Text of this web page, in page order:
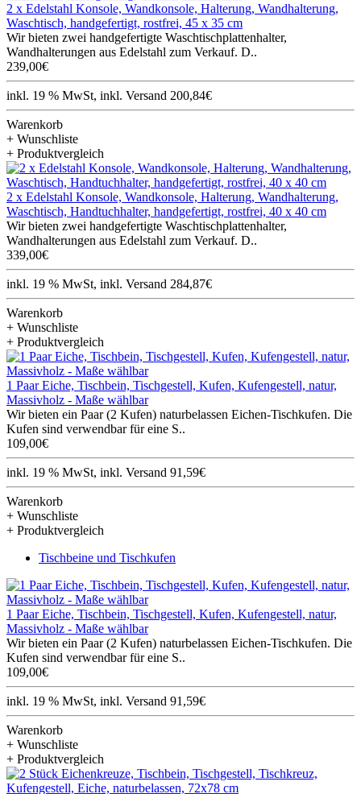
2 x Edelstahl Konsole, Wandkonsole, Halterung, Wandhalterung,
Waschtisch, handgefertigt, rostfrei, 45 x 35 cm
Wir bieten zwei handgefertigte Waschtischplattenhalter,
Wandhalterungen aus Edelstahl zum Verkauf. D..
239,00€
inkl. 19 % MwSt, inkl. Versand 200,84€
Warenkorb
+ Wunschliste
+ Produktvergleich
2 x Edelstahl Konsole, Wandkonsole, Halterung, Wandhalterung,
Waschtisch, Handtuchhalter, handgefertigt, rostfrei, 40 x 40 cm
Wir bieten zwei handgefertigte Waschtischplattenhalter,
Wandhalterungen aus Edelstahl zum Verkauf. D..
339,00€
inkl. 19 % MwSt, inkl. Versand 284,87€
Warenkorb
+ Wunschliste
+ Produktvergleich
1 Paar Eiche, Tischbein, Tischgestell, Kufen, Kufengestell, natur,
Massivholz - Maße wählbar
Wir bieten ein Paar (2 Kufen) naturbelassen Eichen-Tischkufen. Die
Kufen sind verwendbar für eine S..
109,00€
inkl. 19 % MwSt, inkl. Versand 91,59€
Warenkorb
+ Wunschliste
+ Produktvergleich
Tischbeine und Tischkufen
1 Paar Eiche, Tischbein, Tischgestell, Kufen, Kufengestell, natur,
Massivholz - Maße wählbar
Wir bieten ein Paar (2 Kufen) naturbelassen Eichen-Tischkufen. Die
Kufen sind verwendbar für eine S..
109,00€
inkl. 19 % MwSt, inkl. Versand 91,59€
Warenkorb
+ Wunschliste
+ Produktvergleich